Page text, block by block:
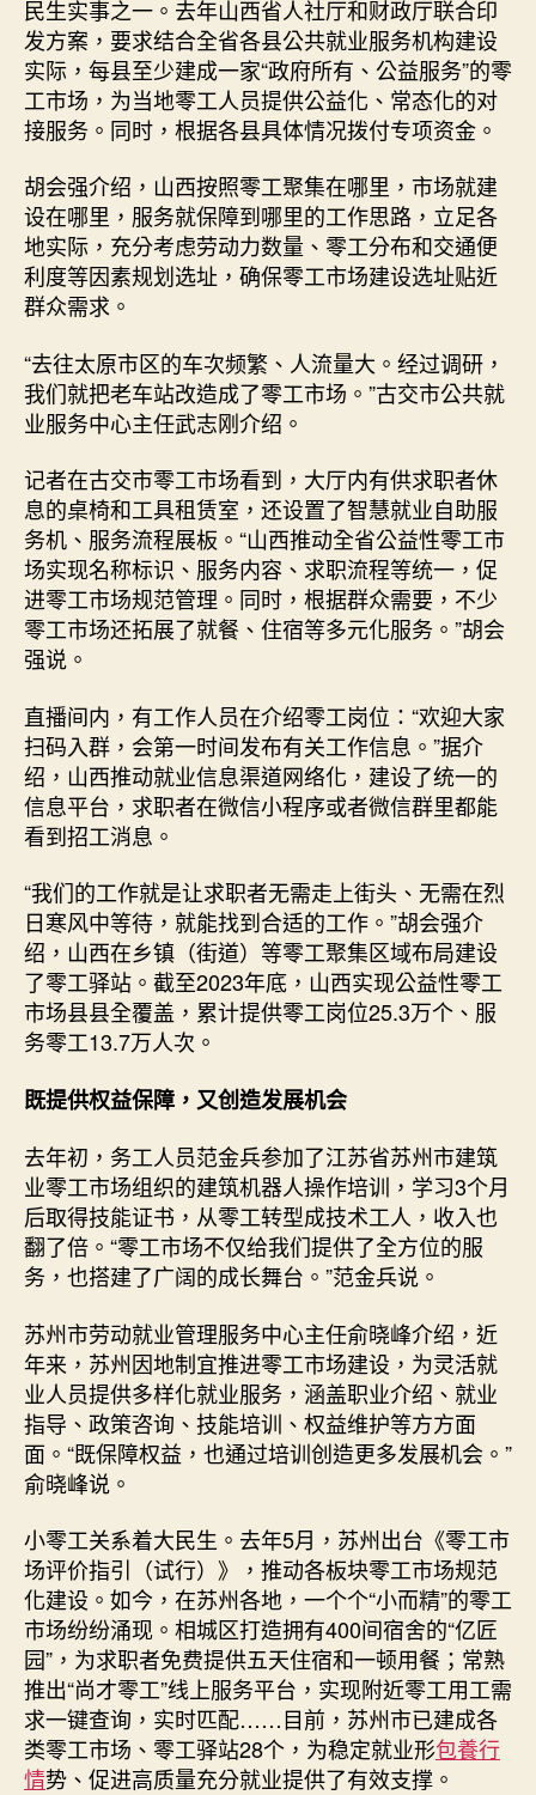
民生实事之一。去年山西省人社厅和财政厅联合印
发方案，要求结合全省各县公共就业服务机构建设
实际，每县至少建成一家“政府所有、公益服务”的零
工市场，为当地零工人员提供公益化、常态化的对
接服务。同时，根据各县具体情况拨付专项资金。
胡会强介绍，山西按照零工聚集在哪里，市场就建
设在哪里，服务就保障到哪里的工作思路，立足各
地实际，充分考虑劳动力数量、零工分布和交通便
利度等因素规划选址，确保零工市场建设选址贴近
群众需求。
“去往太原市区的车次频繁、人流量大。经过调研，
我们就把老车站改造成了零工市场。”古交市公共就
业服务中心主任武志刚介绍。
记者在古交市零工市场看到，大厅内有供求职者休
息的桌椅和工具租赁室，还设置了智慧就业自助服
务机、服务流程展板。“山西推动全省公益性零工市
场实现名称标识、服务内容、求职流程等统一，促
进零工市场规范管理。同时，根据群众需要，不少
零工市场还拓展了就餐、住宿等多元化服务。”胡会
强说。
直播间内，有工作人员在介绍零工岗位：“欢迎大家
扫码入群，会第一时间发布有关工作信息。”据介
绍，山西推动就业信息渠道网络化，建设了统一的
信息平台，求职者在微信小程序或者微信群里都能
看到招工消息。
“我们的工作就是让求职者无需走上街头、无需在烈
日寒风中等待，就能找到合适的工作。”胡会强介
绍，山西在乡镇（街道）等零工聚集区域布局建设
了零工驿站。截至2023年底，山西实现公益性零工
市场县县全覆盖，累计提供零工岗位25.3万个、服
务零工13.7万人次。
既提供权益保障，又创造发展机会
去年初，务工人员范金兵参加了江苏省苏州市建筑
业零工市场组织的建筑机器人操作培训，学习3个月
后取得技能证书，从零工转型成技术工人，收入也
翻了倍。“零工市场不仅给我们提供了全方位的服
务，也搭建了广阔的成长舞台。”范金兵说。
苏州市劳动就业管理服务中心主任俞晓峰介绍，近
年来，苏州因地制宜推进零工市场建设，为灵活就
业人员提供多样化就业服务，涵盖职业介绍、就业
指导、政策咨询、技能培训、权益维护等方方面
面。“既保障权益，也通过培训创造更多发展机会。”
俞晓峰说。
小零工关系着大民生。去年5月，苏州出台《零工市
场评价指引（试行）》，推动各板块零工市场规范
化建设。如今，在苏州各地，一个个“小而精”的零工
市场纷纷涌现。相城区打造拥有400间宿舍的“亿匠
园”，为求职者免费提供五天住宿和一顿用餐；常熟
推出“尚才零工”线上服务平台，实现附近零工用工需
求一键查询，实时匹配……目前，苏州市已建成各
类零工市场、零工驿站28个，为稳定就业形包養行
情势、促进高质量充分就业提供了有效支撑。